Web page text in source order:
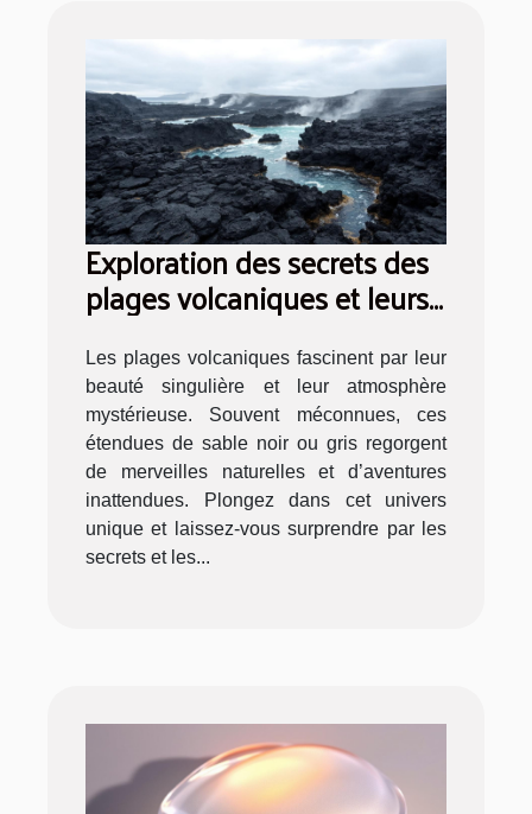
Exploration des secrets des
plages volcaniques et leurs
activités
Les plages volcaniques fascinent par leur
beauté singulière et leur atmosphère
mystérieuse. Souvent méconnues, ces
étendues de sable noir ou gris regorgent
de merveilles naturelles et d’aventures
inattendues. Plongez dans cet univers
unique et laissez-vous surprendre par les
secrets et les...